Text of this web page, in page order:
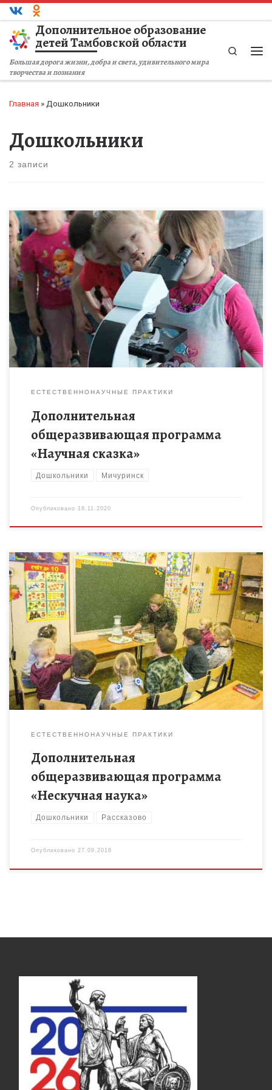
Перейти к содержимому
Дополнительное образование
детей Тамбовской области
Большая дорога жизни, добра и света, удивительного мира
творчества и познания
Search
Главная » Дошкольники
Дошкольники
2 записи
Изучение окружающего мира детьми 5-10 лет через
исследовательский формат мероприятий в интеграции с
интеллектуально-игровыми методами
ЕСТЕСТВЕННОНАУЧНЫЕ ПРАКТИКИ
Дополнительная
общеразвивающая программа
«Научная сказка»
Дошкольники Мичуринск
Опубликовано 18.11.2020
Развивающее обучение дошкольников на основе включения в
решение посильных задач по естествознанию и выполнения
исследовательских мини-проектов
ЕСТЕСТВЕННОНАУЧНЫЕ ПРАКТИКИ
Дополнительная
общеразвивающая программа
«Нескучная наука»
Дошкольники Рассказово
Опубликовано 27.09.2018